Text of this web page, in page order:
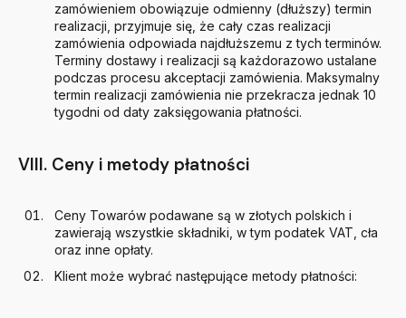
zamówieniem obowiązuje odmienny (dłuższy) termin
realizacji, przyjmuje się, że cały czas realizacji
zamówienia odpowiada najdłuższemu z tych terminów.
Terminy dostawy i realizacji są każdorazowo ustalane
podczas procesu akceptacji zamówienia. Maksymalny
termin realizacji zamówienia nie przekracza jednak 10
tygodni od daty zaksięgowania płatności.
VIII. Ceny i metody płatności
Ceny Towarów podawane są w złotych polskich i
zawierają wszystkie składniki, w tym podatek VAT, cła
oraz inne opłaty.
Klient może wybrać następujące metody płatności: